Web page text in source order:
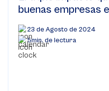
buenas empresas
23 de Agosto de 2024
5min. de lectura